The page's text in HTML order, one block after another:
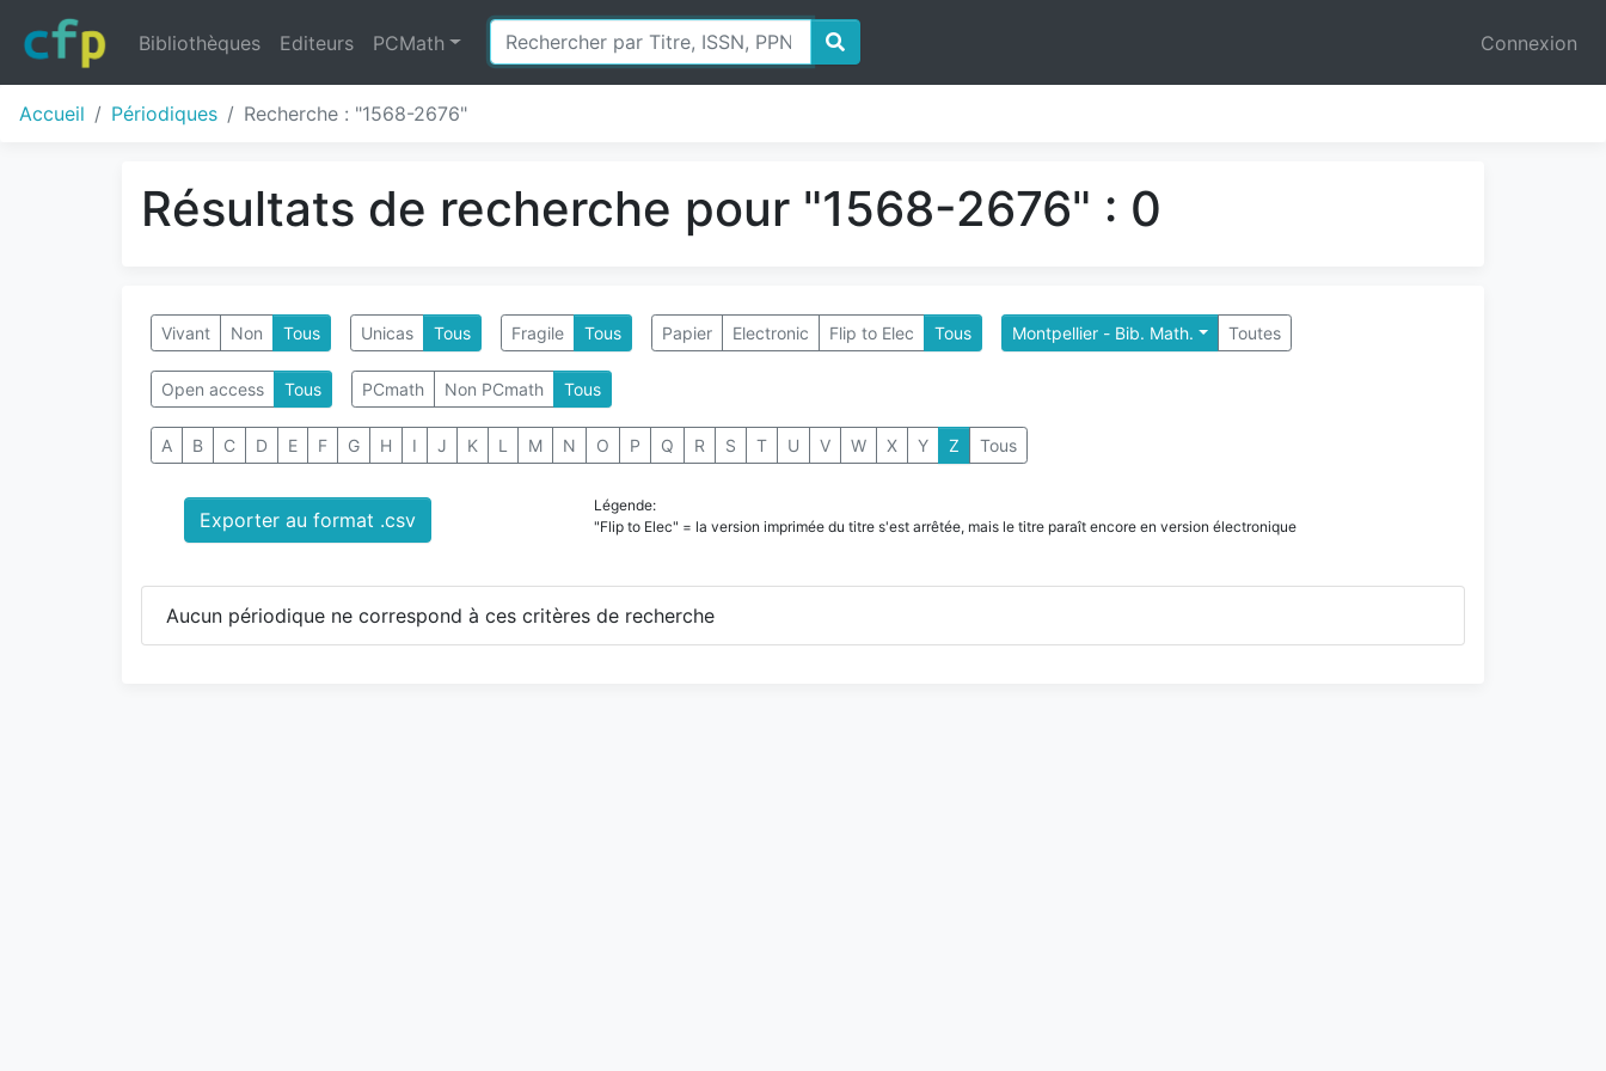
Bibliothèques Editeurs PCMath Connexion
Accueil Périodiques Recherche : "1568-2676"
Résultats de recherche pour "1568-2676" : 0
Vivant Non Tous Unicas Tous Fragile Tous Papier Electronic Flip to Elec Tous Montpellier - Bib. Math. Toutes
Open access Tous PCmath Non PCmath Tous
A B C D E F G H I J K L M N O P Q R S T U V W X Y Z Tous
Exporter au format .csv
Légende:
"Flip to Elec" = la version imprimée du titre s'est arrêtée, mais le titre paraît encore en version électronique
Aucun périodique ne correspond à ces critères de recherche